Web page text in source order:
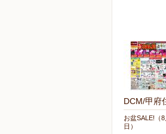
DCM/甲府
お盆SALE!（
日）